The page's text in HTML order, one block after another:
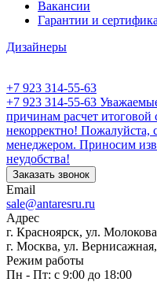
Вакансии
Гарантии и
Дизайнеры
+7 923 314-55-63
+7 923 314-55-63
причинам расчет итоговой
некорректно! Пожалуйста,
менеджером. Приносим
неудобства!
Заказать звонок
Email
sale@antaresru.ru
Адрес
г. Красноярск, ул.
г. Москва, ул.
Режим работы
Пн - Пт: с 9:00 до 18:00